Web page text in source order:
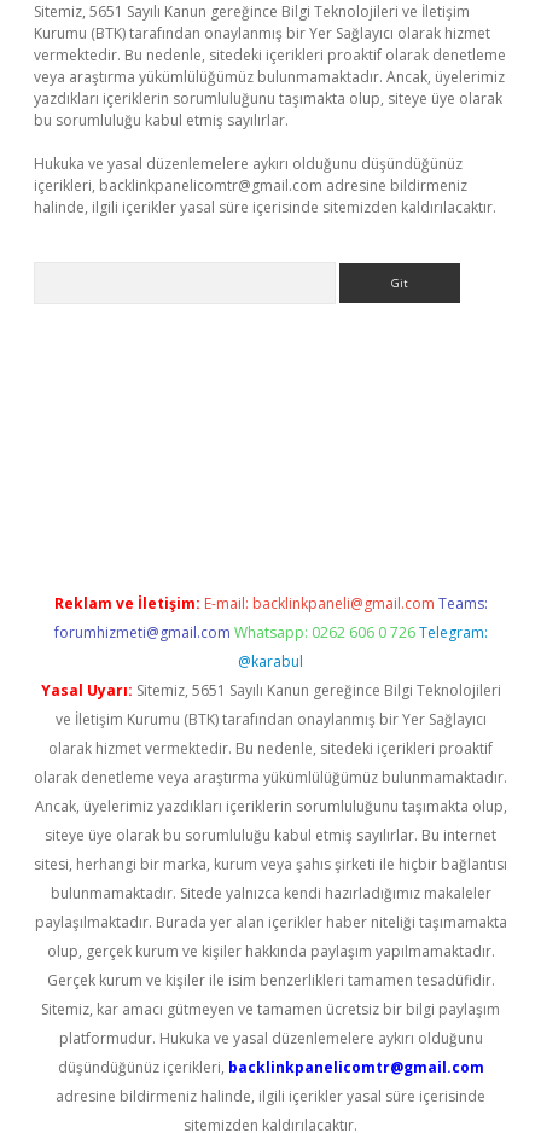
Sitemiz, 5651 Sayılı Kanun gereğince Bilgi Teknolojileri ve İletişim
Kurumu (BTK) tarafından onaylanmış bir Yer Sağlayıcı olarak hizmet
vermektedir. Bu nedenle, sitedeki içerikleri proaktif olarak denetleme
veya araştırma yükümlülüğümüz bulunmamaktadır. Ancak, üyelerimiz
yazdıkları içeriklerin sorumluluğunu taşımakta olup, siteye üye olarak
bu sorumluluğu kabul etmiş sayılırlar.
Hukuka ve yasal düzenlemelere aykırı olduğunu düşündüğünüz
içerikleri, backlinkpanelicomtr@gmail.com adresine bildirmeniz
halinde, ilgili içerikler yasal süre içerisinde sitemizden kaldırılacaktır.
Reklam ve İletişim: E-mail: backlinkpaneli@gmail.com Teams:
forumhizmeti@gmail.com Whatsapp: 0262 606 0 726 Telegram:
@karabul
Yasal Uyarı: Sitemiz, 5651 Sayılı Kanun gereğince Bilgi Teknolojileri
ve İletişim Kurumu (BTK) tarafından onaylanmış bir Yer Sağlayıcı
olarak hizmet vermektedir. Bu nedenle, sitedeki içerikleri proaktif
olarak denetleme veya araştırma yükümlülüğümüz bulunmamaktadır.
Ancak, üyelerimiz yazdıkları içeriklerin sorumluluğunu taşımakta olup,
siteye üye olarak bu sorumluluğu kabul etmiş sayılırlar. Bu internet
sitesi, herhangi bir marka, kurum veya şahıs şirketi ile hiçbir bağlantısı
bulunmamaktadır. Sitede yalnızca kendi hazırladığımız makaleler
paylaşılmaktadır. Burada yer alan içerikler haber niteliği taşımamakta
olup, gerçek kurum ve kişiler hakkında paylaşım yapılmamaktadır.
Gerçek kurum ve kişiler ile isim benzerlikleri tamamen tesadüfidir.
Sitemiz, kar amacı gütmeyen ve tamamen ücretsiz bir bilgi paylaşım
platformudur. Hukuka ve yasal düzenlemelere aykırı olduğunu
düşündüğünüz içerikleri, backlinkpanelicomtr@gmail.com
adresine bildirmeniz halinde, ilgili içerikler yasal süre içerisinde
sitemizden kaldırılacaktır.